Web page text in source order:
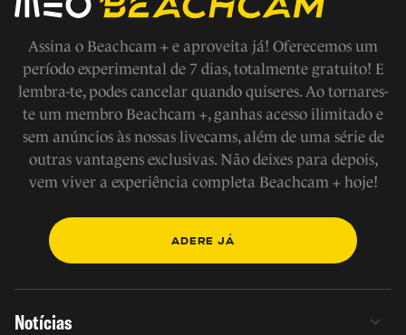
Assina o Beachcam + e aproveita já! Oferecemos um
período experimental de 7 dias, totalmente gratuito! E
lembra-te, podes cancelar quando quiseres. Ao tornares-
te um membro Beachcam +, ganhas acesso ilimitado e
sem anúncios às nossas livecams, além de uma série de
outras vantagens exclusivas. Não deixes para depois,
vem viver a experiência completa Beachcam + hoje!
ADERE JÁ
Notícias